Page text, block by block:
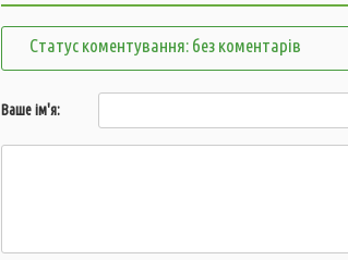
Статус коментування: без коментарів
Ваше ім'я: